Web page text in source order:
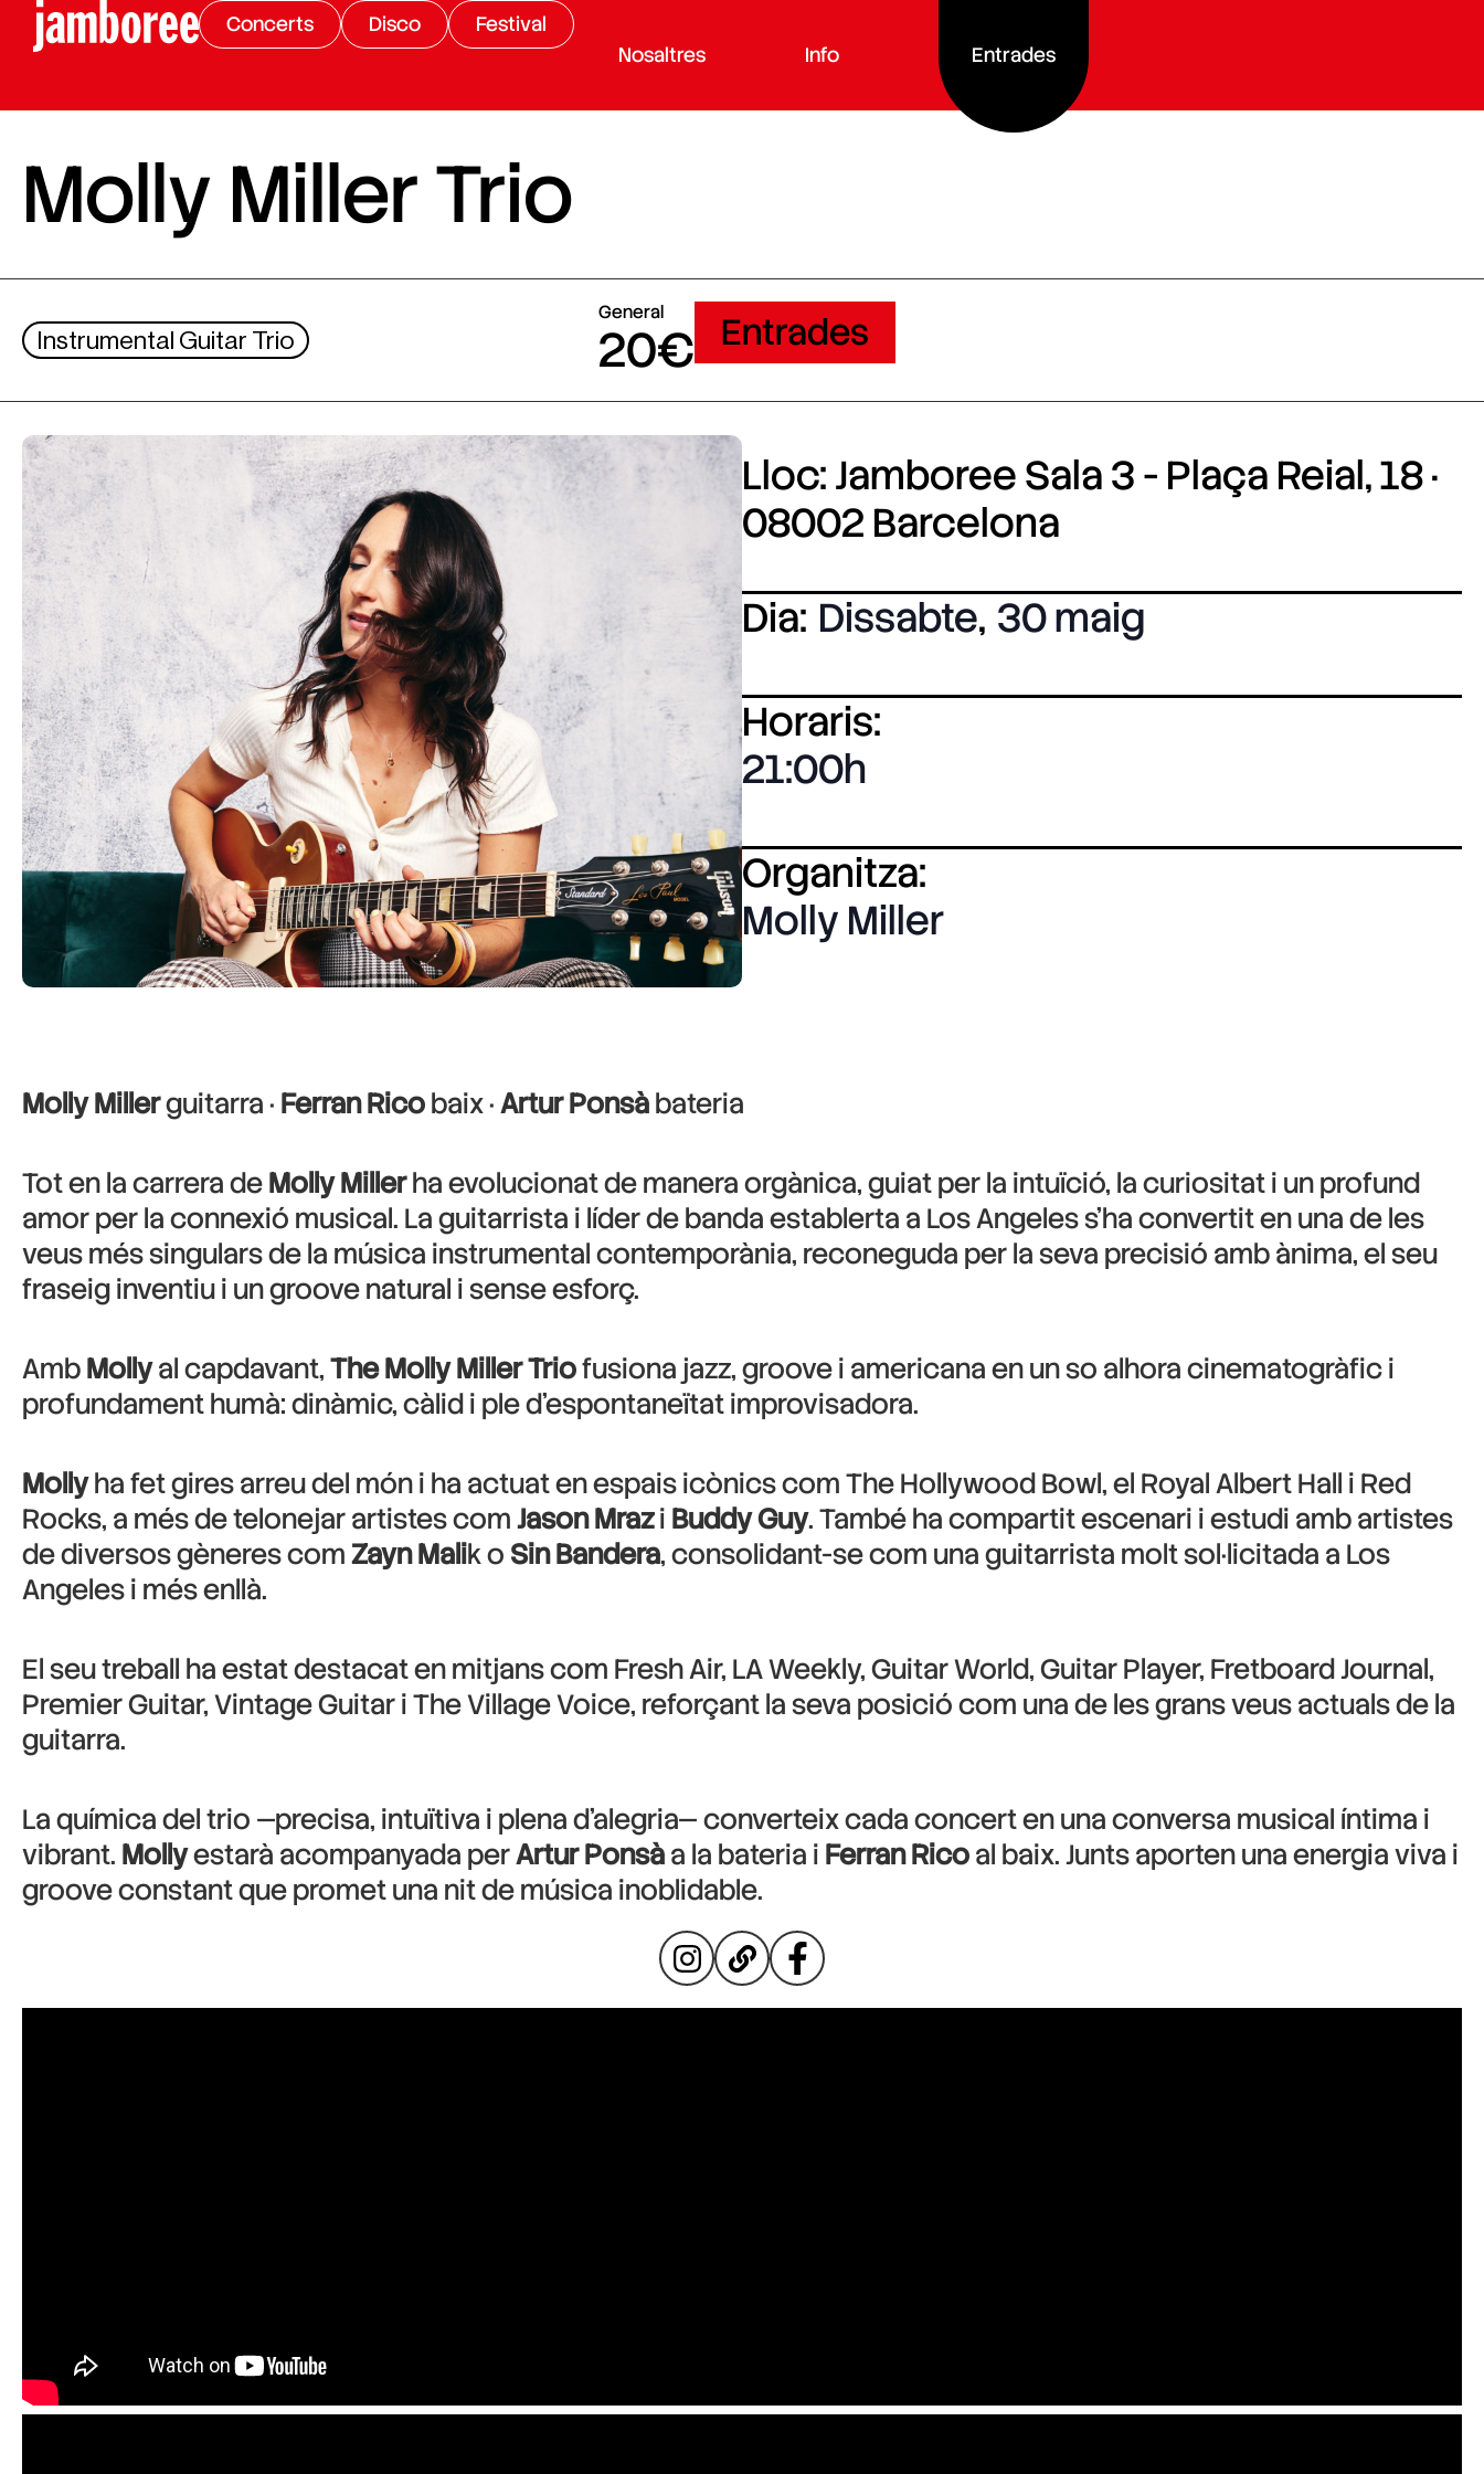
Concerts Disco
Festival
Nosaltres
Info Entrades
Molly Miller Trio
Instrumental Guitar Trio
General
20€ Entrades
Lloc: Jamboree Sala 3 - Plaça Reial, 18 ·
08002 Barcelona
Dia: Dissabte, 30 maig
Horaris:
21:00
Organitza:
Molly Miller
Molly Millerguitarra · Ferran Ricobaix ·Artur Ponsàbateria
Tot en la carrera deMolly Millerha evolucionat de manera orgànica, guiat per la intuïció, la curiositat i un profund
amor per la connexió musical. La guitarrista i líder de banda establerta a Los Angeles s’ha convertit en una de les
veus més singulars de la música instrumental contemporània, reconeguda per la seva precisió amb ànima, el seu
fraseig inventiu i un groove natural i sense esforç.
AmbMollyal capdavant,The Molly Miller Triofusiona jazz, groove i americana en un so alhora cinematogràfic i
profundament humà: dinàmic, càlid i ple d’espontaneïtat improvisadora.
Mollyha fet gires arreu del món i ha actuat en espais icònics com The Hollywood Bowl, el Royal Albert Hall i Red
Rocks, a més de telonejar artistes comJason Mrazi Buddy Guy. També ha compartit escenari i estudi amb artistes
de diversos gèneres comZayn Malik o Sin Bandera, consolidant-se com una guitarrista molt sol·licitada a Los
Angeles i més enllà.
El seu treball ha estat destacat en mitjans com Fresh Air, LA Weekly, Guitar World, Guitar Player, Fretboard Journal,
Premier Guitar, Vintage Guitar i The Village Voice, reforçant la seva posició com una de les grans veus actuals de la
guitarra.
La química del trio —precisa, intuïtiva i plena d’alegria— converteix cada concert en una conversa musical íntima i
vibrant. Mollyestarà acompanyada perArtur Ponsàa la bateria i Ferran Ricoal baix. Junts aporten una energia viva i
groove constant que promet una nit de música inoblidable.